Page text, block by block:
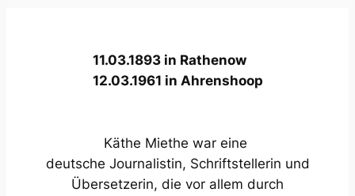
11.03.1893 in Rathenow
12.03.1961 in Ahrenshoop
Käthe Miethe war eine
deutsche Journalistin, Schriftstellerin und
Übersetzerin, die vor allem durch